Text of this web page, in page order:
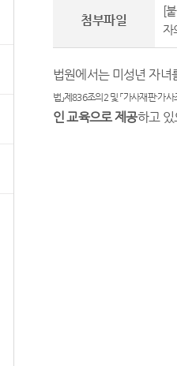
첨부파일
[
자
법원에서는 미성년 자
법」제836조의 2 및「가사재판·가사
인 교육으로 제공하고 있